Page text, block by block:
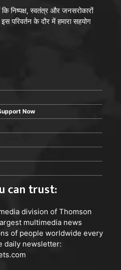
निष्पक्ष, स्वतंत्र और जनसरोकारों
परिवर्तन के दौर में हमारा सहयोग
Now
can trust:
division of Thomson
multimedia news
of people worldwide every
daily newsletter: